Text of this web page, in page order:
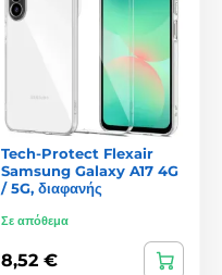
Tech-Protect Flexair
Samsung Galaxy A17 4G
/ 5G, διαφανής
Σε απόθεμα
8,52 €